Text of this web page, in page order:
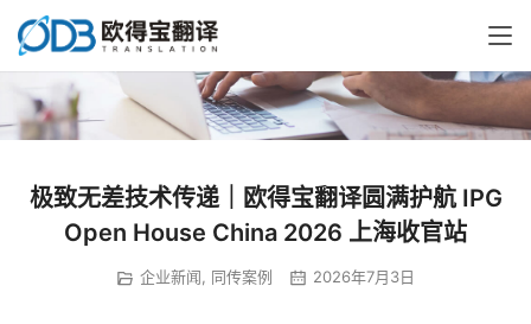
极致无差技术传递｜欧得宝翻译圆满护航 IPG
Open House China 2026 上海收官站
企业新闻, 同传案例 2026年7月3日